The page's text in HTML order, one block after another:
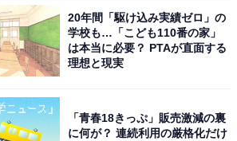
20年間「駆け込み実績ゼロ」の
学校も…「こども110番の家」
は本当に必要？ PTAが直面する
理想と現実
「青春18きっぷ」販売激減の裏
に何が？ 連続利用の厳格化だけ